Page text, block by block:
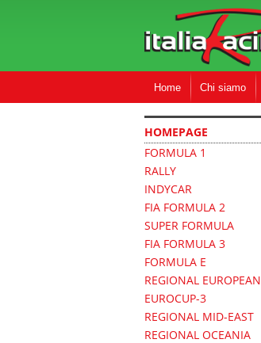
Home Chi siamo
HOMEPAGE
FORMULA 1
RALLY
INDYCAR
FIA FORMULA 2
SUPER FORMULA
FIA FORMULA 3
FORMULA E
REGIONAL EUROPEAN
EUROCUP-3
REGIONAL MID-EAST
REGIONAL OCEANIA